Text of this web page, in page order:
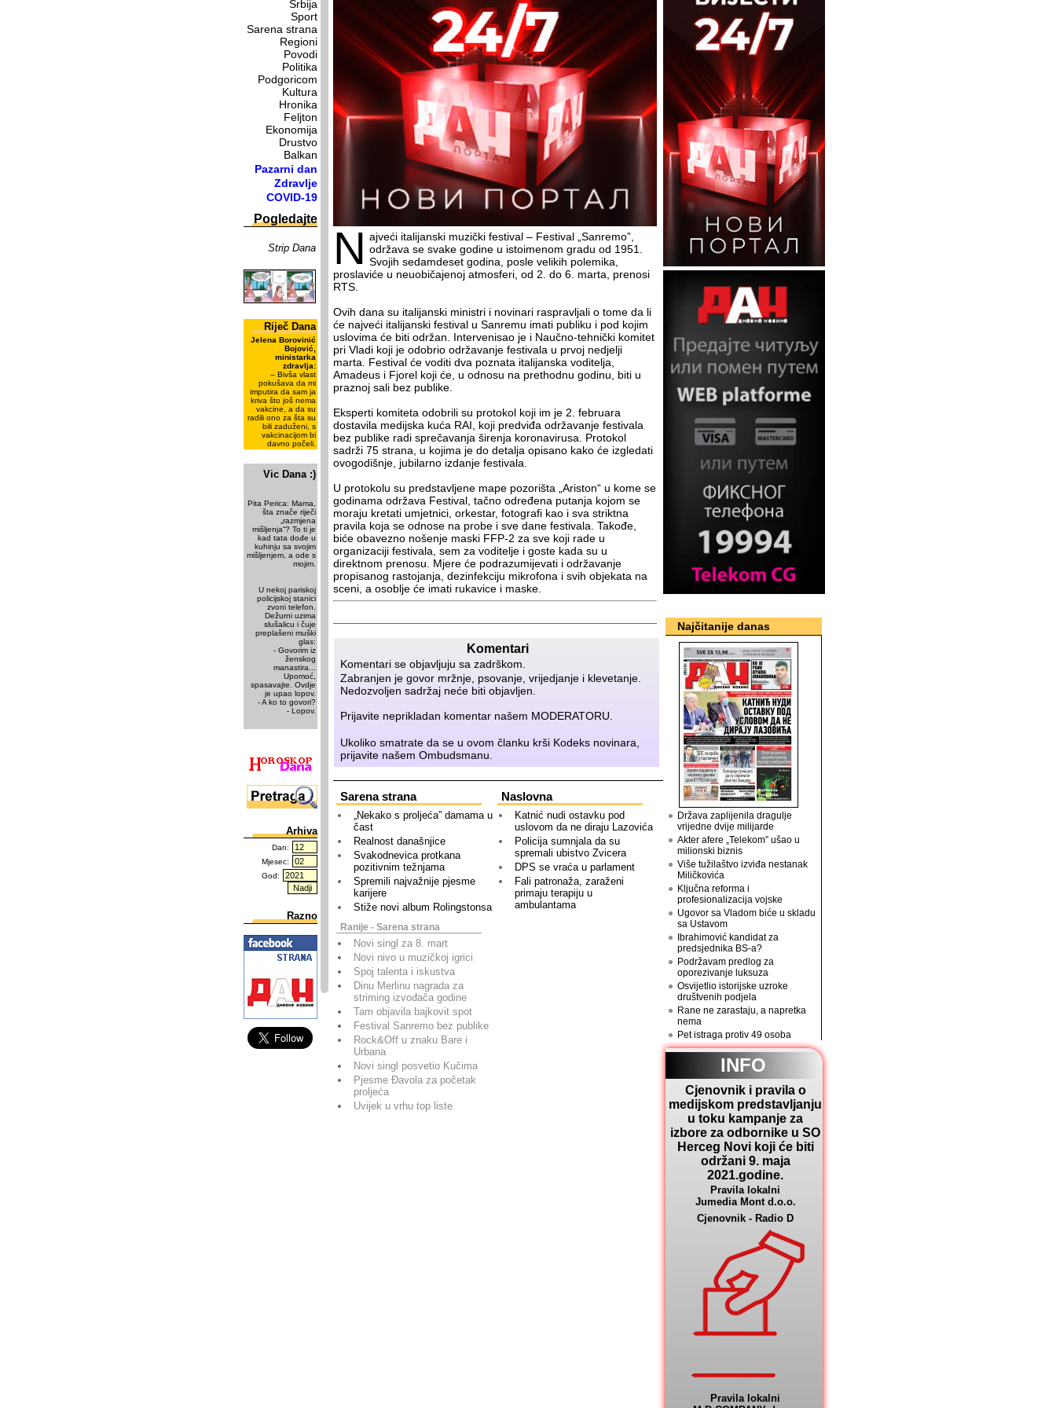
Srbija
Sport
Sarena strana
Regioni
Povodi
Politika
Podgoricom
Kultura
Hronika
Feljton
Ekonomija
Drustvo
Balkan
Pazarni dan
Zdravlje
COVID-19
Pogledajte
Strip Dana
Riječ Dana
Jelena Borovinić
Bojović,
ministarka
zdravlja:
– Bivša vlast
pokušava da mi
imputira da sam ja
kriva što još nema
vakcine, a da su
radili ono za šta su
bili zaduženi, s
vakcinacijom bi
davno počeli.
Vic Dana :)
Pita Perica: Mama,
šta znače riječi
„razmjena
mišljenja“? To ti je
kad tata dođe u
kuhinju sa svojim
mišljenjem, a ode s
mojim.
U nekoj pariskoj
policijskoj stanici
zvoni telefon.
Dežurni uzima
slušalicu i čuje
preplašeni muški
glas:
- Govorim iz
ženskog
manastira...
Upomoć,
spasavajte. Ovdje
je upao lopov.
- A ko to govori?
- Lopov.
Arhiva
Dan:
Mjesec:
God:
Razno
N ajveći italijanski muzički festival – Festival „Sanremo”,
održava se svake godine u istoimenom gradu od 1951.
Svojih sedamdeset godina, posle velikih polemika,
proslaviće u neuobičajenoj atmosferi, od 2. do 6. marta, prenosi
RTS.
Ovih dana su italijanski ministri i novinari raspravljali o tome da li
će najveći italijanski festival u Sanremu imati publiku i pod kojim
uslovima će biti održan. Intervenisao je i Naučno-tehnički komitet
pri Vladi koji je odobrio održavanje festivala u prvoj nedjelji
marta. Festival će voditi dva poznata italijanska voditelja,
Amadeus i Fjorel koji će, u odnosu na prethodnu godinu, biti u
praznoj sali bez publike.
Eksperti komiteta odobrili su protokol koji im je 2. februara
dostavila medijska kuća RAI, koji predviđa održavanje festivala
bez publike radi sprečavanja širenja koronavirusa. Protokol
sadrži 75 strana, u kojima je do detalja opisano kako će izgledati
ovogodišnje, jubilarno izdanje festivala.
U protokolu su predstavljene mape pozorišta „Ariston“ u kome se
godinama održava Festival, tačno određena putanja kojom se
moraju kretati umjetnici, orkestar, fotografi kao i sva striktna
pravila koja se odnose na probe i sve dane festivala. Takođe,
biće obavezno nošenje maski FFP-2 za sve koji rade u
organizaciji festivala, sem za voditelje i goste kada su u
direktnom prenosu. Mjere će podrazumijevati i održavanje
propisanog rastojanja, dezinfekciju mikrofona i svih objekata na
sceni, a osoblje će imati rukavice i maske.
Komentari
Komentari se objavljuju sa zadrškom.
Zabranjen je govor mržnje, psovanje, vrijedjanje i klevetanje.
Nedozvoljen sadržaj neće biti objavljen.
Prijavite neprikladan komentar našem MODERATORU
Ukoliko smatrate da se u ovom članku krši Kodeks novinara,
prijavite našemOmbudsmanu
Sarena strana
„Nekako s proljeća” damama u
čast
Realnost današnjice
Svakodnevica protkana
pozitivnim težnjama
Spremili najvažnije pjesme
karijere
Stiže novi album Rolingstonsa
Ranije - Sarena strana
Novi singl za 8. mart
Novi nivo u muzičkoj igrici
Spoj talenta i iskustva
Dinu Merlinu nagrada za
striming izvođača godine
Tam objavila bajkovit spot
Festival Sanremo bez publike
Rock&Off u znaku Bare i
Urbana
Novi singl posvetio Kučima
Pjesme Đavola za početak
proljeća
Uvijek u vrhu top liste
Naslovna
Katnić nudi ostavku pod
uslovom da ne diraju Lazovića
Policija sumnjala da su
spremali ubistvo Zvicera
DPS se vraća u parlament
Fali patronaža, zaraženi
primaju terapiju u
ambulantama
Najčitanije danas
Država zaplijenila dragulje
vrijedne dvije milijarde
Akter afere „Telekom” ušao u
milionski biznis
Više tužilaštvo izviđa nestanak
Miličkovića
Ključna reforma i
profesionalizacija vojske
Ugovor sa Vladom biće u skladu
sa Ustavom
Ibrahimović kandidat za
predsjednika BS-a?
Podržavam predlog za
oporezivanje luksuza
Osvijetlio istorijske uzroke
društvenih podjela
Rane ne zarastaju, a napretka
nema
Pet istraga protiv 49 osoba
INFO
Cjenovnik i pravila o
medijskom predstavljanju
u toku kampanje za
izbore za odbornike u SO
Herceg Novi koji će biti
održani 9. maja
2021.godine.
Pravila lokalni
Jumedia Mont d.o.o.
Cjenovnik - Radio D
Pravila lokalni